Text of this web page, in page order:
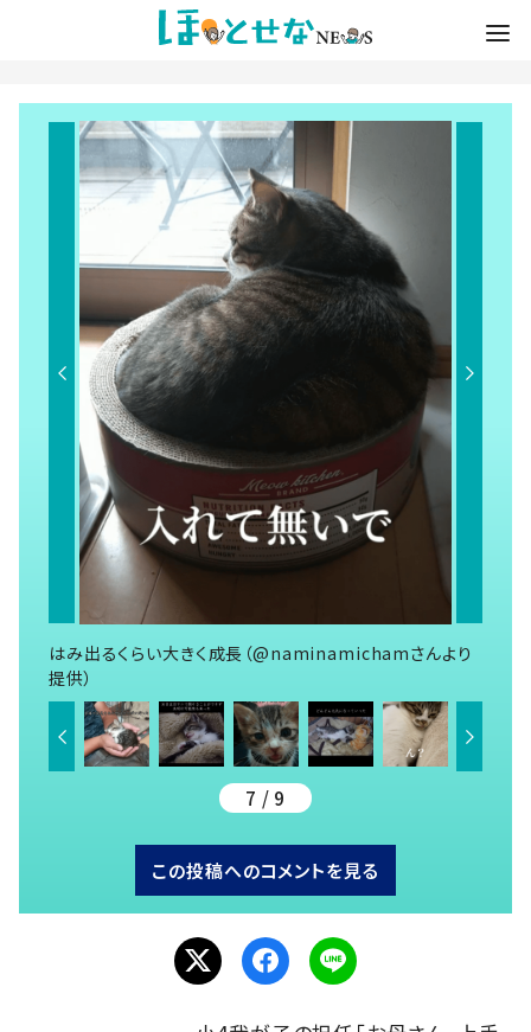
はみ出るくらい大きく成長（@naminamichamさんより
提供）
7 / 9
この投稿へのコメントを見る